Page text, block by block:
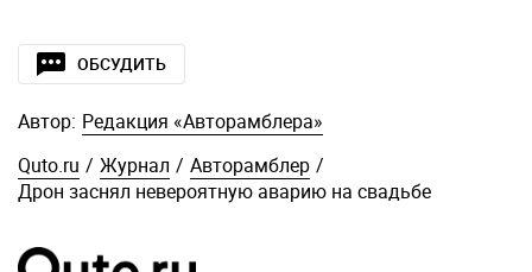
ОБСУДИТЬ
Автор: Редакция «Авторамблера»
Quto.ru / Журнал / Авторамблер /
Дрон заснял невероятную аварию на свадьбе